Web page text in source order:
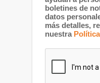
boletines de
datos
más detalles,
nuestra